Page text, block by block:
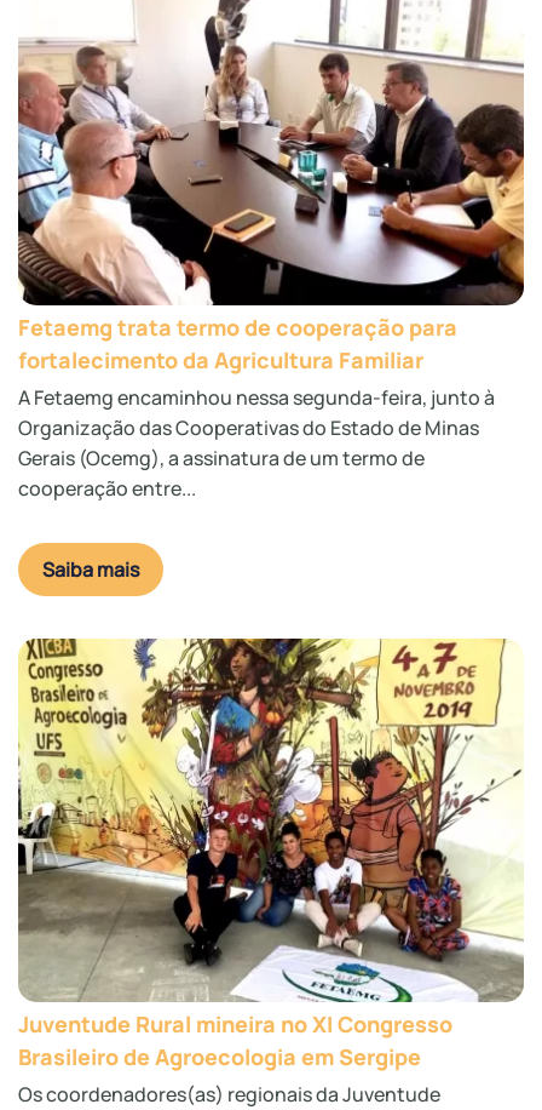
Fetaemg trata termo de cooperação para
fortalecimento da Agricultura Familiar
A Fetaemg encaminhou nessa segunda-feira, junto à
Organização das Cooperativas do Estado de Minas
Gerais (Ocemg), a assinatura de um termo de
cooperação entre...
Saiba mais
Juventude Rural mineira no XI Congresso
Brasileiro de Agroecologia em Sergipe
Os coordenadores(as) regionais da Juventude